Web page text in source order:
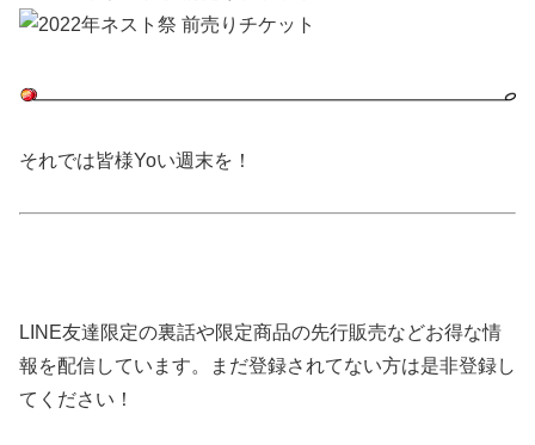
それでは皆様Yoい週末を！
LINE友達限定の裏話や限定商品の先行販売などお得な情
報を配信しています。まだ登録されてない方は是非登録し
てください！